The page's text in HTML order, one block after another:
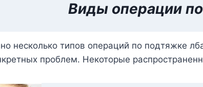
Виды операции
несколько типов операций по подтяжке
проблем. Некоторые